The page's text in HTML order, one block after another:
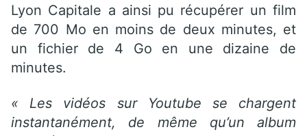
Lyon Capitale a ainsi pu récupérer un film
de 700 Mo en moins de deux minutes, et
un fichier de 4 Go en une dizaine de
minutes.
« Les vidéos sur Youtube se chargent
instantanément, de même qu’un album